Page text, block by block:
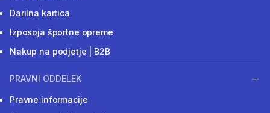
Darilna kartica
Izposoja športne opreme
Nakup na podjetje | B2B
PRAVNI ODDELEK
Pravne informacije